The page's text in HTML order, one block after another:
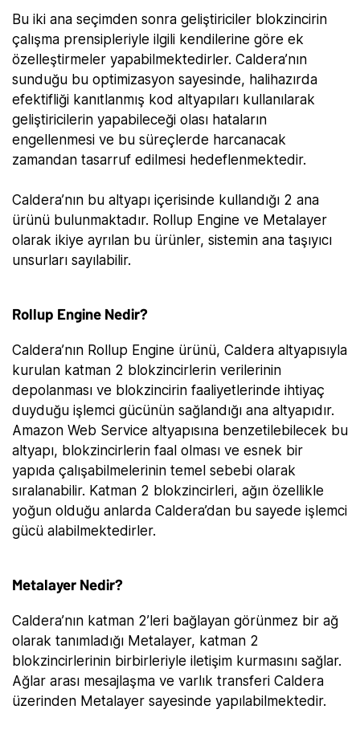
Bu iki ana seçimden sonra geliştiriciler blokzincirin
çalışma prensipleriyle ilgili kendilerine göre ek
özelleştirmeler yapabilmektedirler. Caldera’nın
sunduğu bu optimizasyon sayesinde, halihazırda
efektifliği kanıtlanmış kod altyapıları kullanılarak
geliştiricilerin yapabileceği olası hataların
engellenmesi ve bu süreçlerde harcanacak
zamandan tasarruf edilmesi hedeflenmektedir.
Caldera’nın bu altyapı içerisinde kullandığı 2 ana
ürünü bulunmaktadır. Rollup Engine ve Metalayer
olarak ikiye ayrılan bu ürünler, sistemin ana taşıyıcı
unsurları sayılabilir.
Rollup Engine Nedir?
Caldera’nın Rollup Engine ürünü, Caldera altyapısıyla
kurulan katman 2 blokzincirlerin verilerinin
depolanması ve blokzincirin faaliyetlerinde ihtiyaç
duyduğu işlemci gücünün sağlandığı ana altyapıdır.
Amazon Web Service altyapısına benzetilebilecek bu
altyapı, blokzincirlerin faal olması ve esnek bir
yapıda çalışabilmelerinin temel sebebi olarak
sıralanabilir. Katman 2 blokzincirleri, ağın özellikle
yoğun olduğu anlarda Caldera’dan bu sayede işlemci
gücü alabilmektedirler.
Metalayer Nedir?
Caldera’nın katman 2’leri bağlayan görünmez bir ağ
olarak tanımladığı Metalayer, katman 2
blokzincirlerinin birbirleriyle iletişim kurmasını sağlar.
Ağlar arası mesajlaşma ve varlık transferi Caldera
üzerinden Metalayer sayesinde yapılabilmektedir.